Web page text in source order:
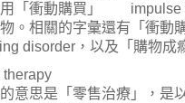
「衝動購買」 impulse
。相關的字彙還有「衝動
disorder，以及「購物成
意思是「零售治療」，是